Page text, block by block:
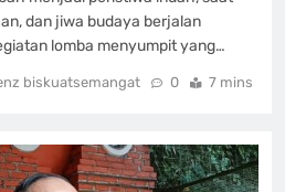
dan jiwa budaya berjalan
lomba menyumpit yang…
biskuatsemangat 0 7 mins